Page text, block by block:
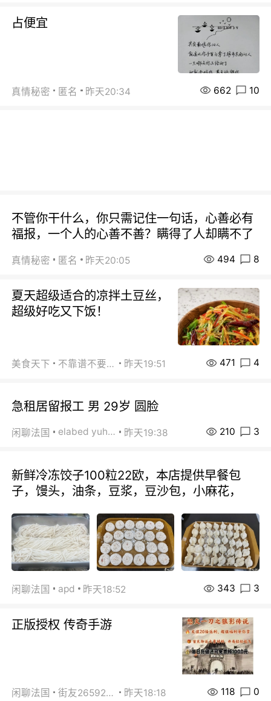
占便宜
真情秘密 匿名 昨天20:34 662 10
不管你干什么，你只需记住一句话，心善必有
福报，一个人的心善不善？瞒得了人却瞒不了
真情秘密 匿名 昨天20:05 494 8
夏天超级适合的凉拌土豆丝，
超级好吃又下饭！
美食天下 不靠谱不要联系 昨天19:51 471 4
急租居留报工 男 29岁 圆脸
闲聊法国 elabed yuhua 昨天19:38 210 3
新鲜冷冻饺子100粒22欧，本店提供早餐包
子，馒头，油条，豆浆，豆沙包，小麻花，
闲聊法国 apd 昨天18:52 343 3
正版授权 传奇手游
闲聊法国 街友26592800 昨天18:18 118 0